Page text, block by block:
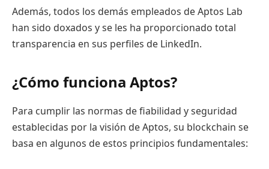
Además, todos los demás empleados de Aptos Lab
han sido doxados y se les ha proporcionado total
transparencia en sus perfiles de LinkedIn.
¿Cómo funciona Aptos?
Para cumplir las normas de fiabilidad y seguridad
establecidas por la visión de Aptos, su blockchain se
basa en algunos de estos principios fundamentales: